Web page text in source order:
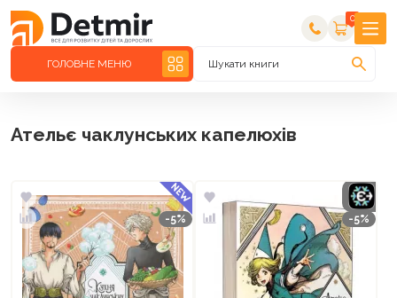
0
ГОЛОВНЕ МЕНЮ Шукати книги
Ательє чаклунських капелюхів
-5% -5%